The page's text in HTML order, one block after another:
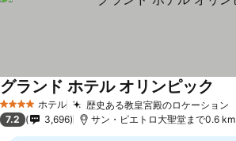
4 ホテルのランク
ホテル 歴史ある教皇宮殿のロケーション
グランド ホテル オリンピック
7.2 3,696 サン・ピエトロ大聖堂まで0.6 km